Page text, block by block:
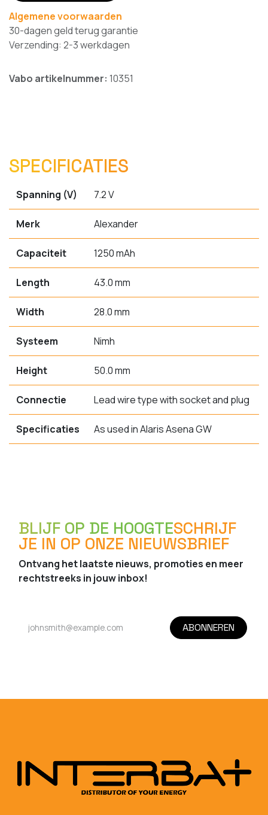
Algemene voorwaarden
30-dagen geld terug garantie
Verzending: 2-3 werkdagen
Vabo artikelnummer: 10351
SPECIFICATIES
Spanning (V) 7.2 V
Merk Alexander
Capaciteit 1250 mAh
Length 43.0 mm
Width 28.0 mm
Systeem Nimh
Height 50.0 mm
Connectie Lead wire type with socket and plug
Specificaties As used in Alaris Asena GW
BLIJF OP DE HOOGTESCHRIJF
JE IN OP ONZE NIEUWSBRIEF
Ontvang het laatste nieuws, promoties en meer
rechtstreeks in jouw inbox!
ABONNEREN